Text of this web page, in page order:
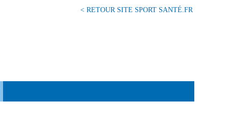
< RETOUR SITE SPORT SANTÉ.FR